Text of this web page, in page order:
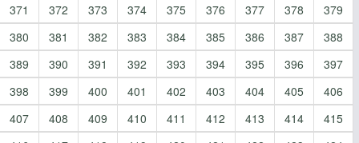
371
372 373 374 375 376 377 378
379
380
381 382 383 384 385 386 387
388
389
390 391 392 393 394 395 396
397
398
399 400 401 402 403 404 405
406
407
408 409 410 411 412 413 414
415